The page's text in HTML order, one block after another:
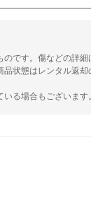
のです。傷などの詳細
品状態はレンタル返却
る場合もございます。